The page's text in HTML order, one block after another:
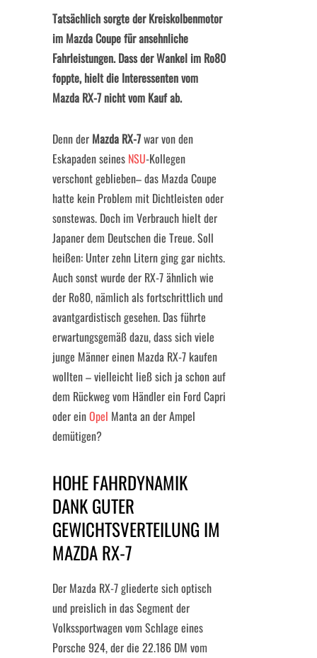
Tatsächlich sorgte der Kreiskolbenmotor
im Mazda Coupe für ansehnliche
Fahrleistungen. Dass der Wankel im Ro80
foppte, hielt die Interessenten vom
Mazda RX-7 nicht vom Kauf ab.
Denn der Mazda RX-7war von den
Eskapaden seines NSU-Kollegen
verschont geblieben– das Mazda Coupe
hatte kein Problem mit Dichtleisten oder
sonstewas. Doch im Verbrauch hielt der
Japaner dem Deutschen die Treue. Soll
heißen: Unter zehn Litern ging gar nichts.
Auch sonst wurde der RX-7 ähnlich wie
der Ro80, nämlich als fortschrittlich und
avantgardistisch gesehen. Das führte
erwartungsgemäß dazu, dass sich viele
junge Männer einen Mazda RX-7 kaufen
wollten – vielleicht ließ sich ja schon auf
dem Rückweg vom Händler ein Ford Capri
oder einOpel Manta an der Ampel
demütigen?
HOHE FAHRDYNAMIK
DANK GUTER
GEWICHTSVERTEILUNG IM
MAZDA RX-7
Der Mazda RX-7 gliederte sich optisch
und preislich in das Segment der
Volkssportwagen vom Schlage eines
Porsche 924, der die 22.186 DM vom